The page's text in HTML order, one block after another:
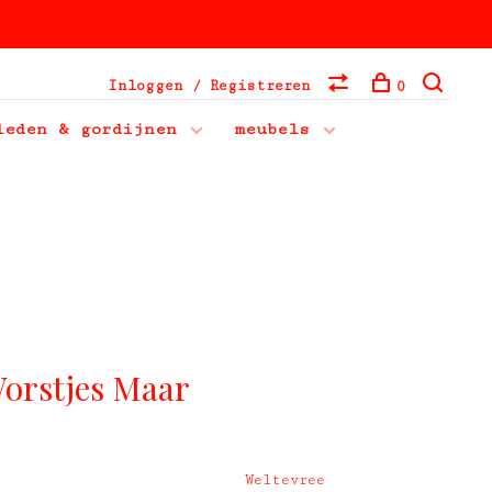
& gordijnen
meubels
Inloggen / Registreren 0
Maar
Weltevree